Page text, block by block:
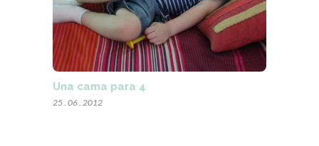
Una cama para 4
25 . 06 . 2012